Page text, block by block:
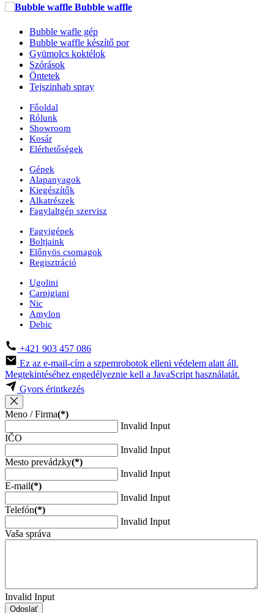
Bubble waffle
Bubble wafle gép
Bubble waffle készítő por
Gyümolcs koktélok
Szórások
Öntetek
Tejszinhab spray
Főoldal
Rólunk
Showroom
Kosár
Elérhetőségek
Gépek
Alapanyagok
Kiegészítők
Alkatrészek
Fagylaltgép szervisz
Fagyigépek
Boltjaink
Előnyös csomagok
Regisztráció
Ugolini
Carpigiani
Nic
Amylon
Debic
+421 903 457 086
Ez az e-mail-cím a szpemrobotok elleni védelem alatt áll.
Megtekintéséhez engedélyeznie kell a JavaScript használatát.
Gyors érintkezés
Meno / Firma(*)
Invalid Input
IČO
Invalid Input
Mesto prevádzky(*)
Invalid Input
E-mail(*)
Invalid Input
Telefón(*)
Invalid Input
Vaša správa
Invalid Input
Odoslať